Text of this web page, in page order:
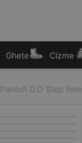
Ghete Cizme
Pantofi D.D Step